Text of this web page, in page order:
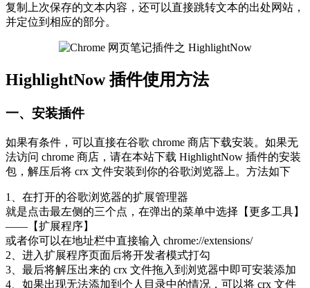
复制上次保存的文本内容，还可以直接跳转文本的出处网站，
并定位到相应的部分。
HighlightNow 插件使用方法
一、安装插件
如果有条件，可以直接在谷歌 chrome 商店下载安装。如果无
法访问 chrome 商店，请在本站下载 HighlightNow 插件的安装
包，解压后将 crx 文件安装到你的谷歌浏览器上。方法如下
1、在打开的谷歌浏览器的扩展管理器
就是点击最左侧的三个点，在弹出的菜单中选择【更多工具】
——【扩展程序】
或者你可以在地址栏中直接输入 chrome://extensions/
2、进入扩展程序页面后将开发者模式打勾
3、最后将解压出来的 crx 文件拖入到浏览器中即可安装添加
4、如果出现无法添加到个人目录中的情况，可以将 crx 文件